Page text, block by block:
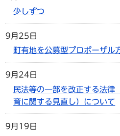
少しずつ
9月25日
町有地を公募型プロポーザル
9月24日
民法等の一部を改正する法律
育に関する見直し）について
9月19日